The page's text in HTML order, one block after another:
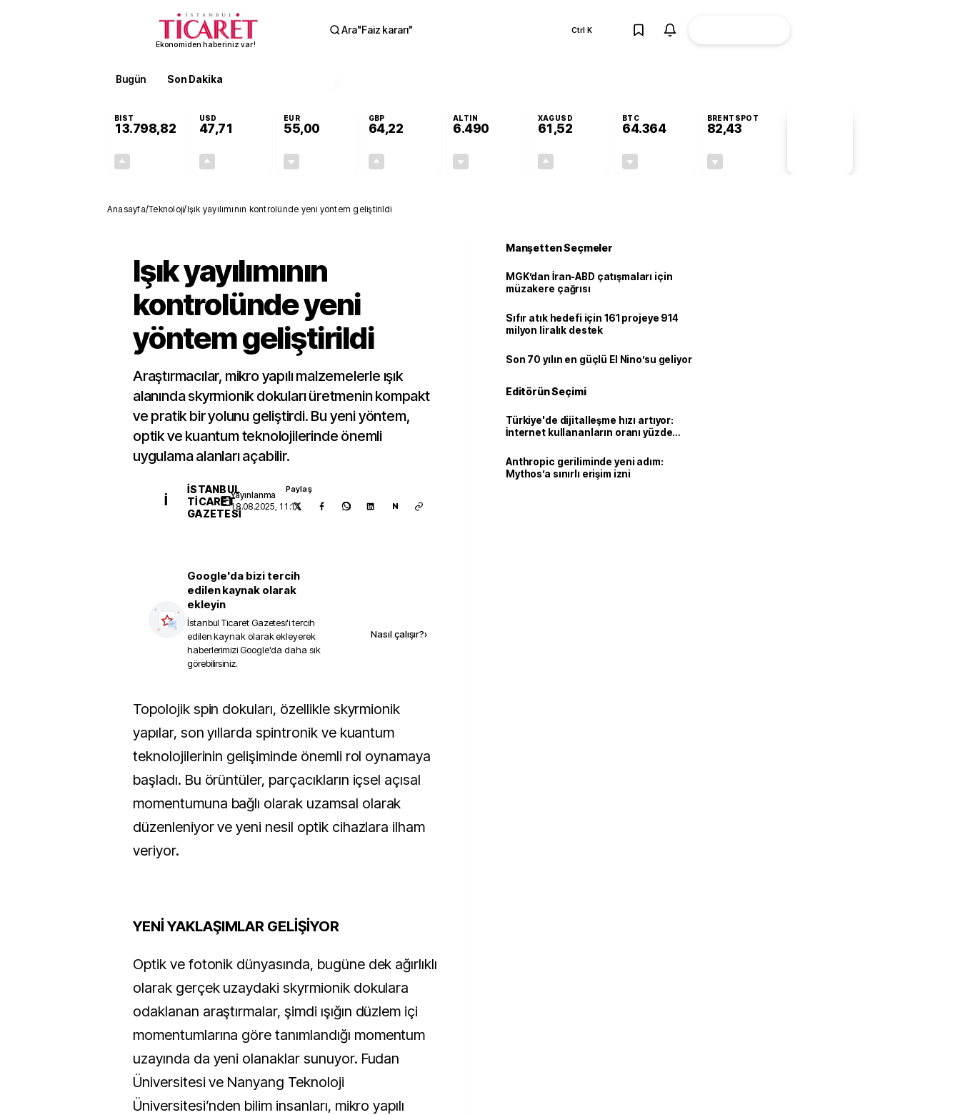
Ekonomiden haberiniz var!
Ara"Faiz kararı" Ctrl K
Bugün Son Dakika
BIST
13.798,82
USD
47,71
EUR
55,00
GBP
64,22
ALTIN
6.490
XAGUSD
61,52
BTC
64.364
BRENTSPOT
82,43
Anasayfa/Teknoloji/Işık yayılımının kontrolünde yeni yöntem geliştirildi
Işık yayılımının
kontrolünde yeni
yöntem geliştirildi
Araştırmacılar, mikro yapılı malzemelerle ışık
alanında skyrmionik dokuları üretmenin kompakt
ve pratik bir yolunu geliştirdi. Bu yeni yöntem,
optik ve kuantum teknolojilerinde önemli
uygulama alanları açabilir.
İ
İSTANBUL
TICARET
GAZETESI
Yayınlanma
18.08.2025, 11:11
Paylaş
N
Google'da bizi tercih
edilen kaynak olarak
ekleyin
İstanbul Ticaret Gazetesi'i tercih
edilen kaynak olarak ekleyerek
haberlerimizi Google'da daha sık
görebilirsiniz.
Nasıl çalışır?›
Topolojik spin dokuları, özellikle skyrmionik
yapılar, son yıllarda spintronik ve kuantum
teknolojilerinin gelişiminde önemli rol oynamaya
başladı. Bu örüntüler, parçacıkların içsel açısal
momentumuna bağlı olarak uzamsal olarak
düzenleniyor ve yeni nesil optik cihazlara ilham
veriyor.
YENİ YAKLAŞIMLAR GELİŞİYOR
Optik ve fotonik dünyasında, bugüne dek ağırlıklı
olarak gerçek uzaydaki skyrmionik dokulara
odaklanan araştırmalar, şimdi ışığın düzlem içi
momentumlarına göre tanımlandığı momentum
uzayında da yeni olanaklar sunuyor. Fudan
Üniversitesi ve Nanyang Teknoloji
Üniversitesi’nden bilim insanları, mikro yapılı
Manşetten Seçmeler
MGK’dan İran-ABD çatışmaları için
müzakere çağrısı
Sıfır atık hedefi için 161 projeye 914
milyon liralık destek
Son 70 yılın en güçlü El Nino’su geliyor
Editörün Seçimi
Türkiye'de dijitalleşme hızı artıyor:
İnternet kullananların oranı yüzde
Anthropic geriliminde yeni adım:
Mythos’a sınırlı erişim izni